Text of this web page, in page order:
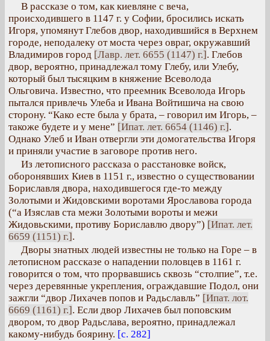
В рассказе о том, как киевляне с веча,
происходившего в 1147 г. у Софии, бросились искать
Игоря, упомянут Глебов двор, находившийся в Верхнем
городе, неподалеку от моста через овраг, окружавший
Владимиров город [Лавр. лет. 6655 (1147) г.]. Глебов
двор, вероятно, принадлежал тому Глебу, или Улебу,
который был тысяцким в княжение Всеволода
Ольговича. Известно, что преемник Всеволода Игорь
пытался привлечь Улеба и Ивана Войтишича на свою
сторону. “Како есте была у брата, – говорил им Игорь, –
такоже будете и у мене” [Ипат. лет. 6654 (1146) г.].
Однако Улеб и Иван отвергли эти домогательства Игоря
и приняли участие в заговоре против него.
Из летописного рассказа о расстановке войск,
оборонявших Киев в 1151 г., известно о существовании
Бориславля двора, находившегося где-то между
Золотыми и Жидовскими воротами Ярославова города
(“а Изяслав ста межи Золотыми вороты и межи
Жидовьскими, противу Бориславлю двору”) [Ипат. лет.
6659 (1151) г.].
Дворы знатных людей известны не только на Горе – в
летописном рассказе о нападении половцев в 1161 г.
говорится о том, что прорвавшись сквозь “столпие”, т.е.
через деревянные укрепления, ограждавшие Подол, они
зажгли “двор Лихачев попов и Радьславль” [Ипат. лот.
6669 (1161) г.]. Если двор Лихачев был поповским
двором, то двор Радьслава, вероятно, принадлежал
какому-нибудь боярину. [с. 282]